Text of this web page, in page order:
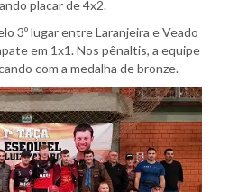
placar de 4x2.
3º lugar entre Laranjeira e Veado
em 1x1. Nos pênaltis, a equipe
com a medalha de bronze.